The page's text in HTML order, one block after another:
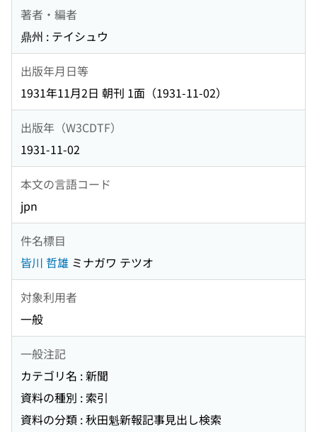
著者・編者
鼎州 : テイシュウ
出版年月日等
1931年11月2日 朝刊 1面（1931-11-02）
出版年（W3CDTF）
1931-11-02
本文の言語コード
jpn
件名標目
皆川 哲雄 ミナガワ テツオ
対象利用者
一般
一般注記
カテゴリ名 : 新聞
資料の種別 : 索引
資料の分類 : 秋田魁新報記事見出し検索